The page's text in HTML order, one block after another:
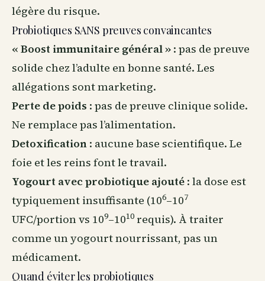
légère du risque.
Probiotiques SANS preuves convaincantes
« Boost immunitaire général » : pas de preuve
solide chez l’adulte en bonne santé. Les
allégations sont marketing.
Perte de poids : pas de preuve clinique solide.
Ne remplace pas l’alimentation.
Detoxification : aucune base scientifique. Le
foie et les reins font le travail.
Yogourt avec probiotique ajouté : la dose est
typiquement insuffisante (106–107
UFC/portion vs 109–1010 requis). À traiter
comme un yogourt nourrissant, pas un
médicament.
Quand éviter les probiotiques